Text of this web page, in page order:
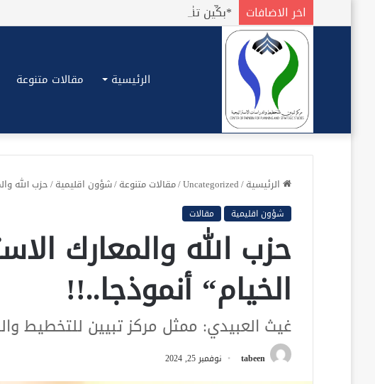
اخر الاضافات
الرئيسية مقالات متنوعة
الرئيسية/
Uncategorized
/مقالات متنوعة/شؤون اقليمية/حزب الله
شؤون اقليمية مقالات
حزب الله والمعارك
الخيام“ أنموذجا..!!
غيث العبيدي: ممثل مركز تبيين للتخطيط
tabeen نوفمبر 25, 2024